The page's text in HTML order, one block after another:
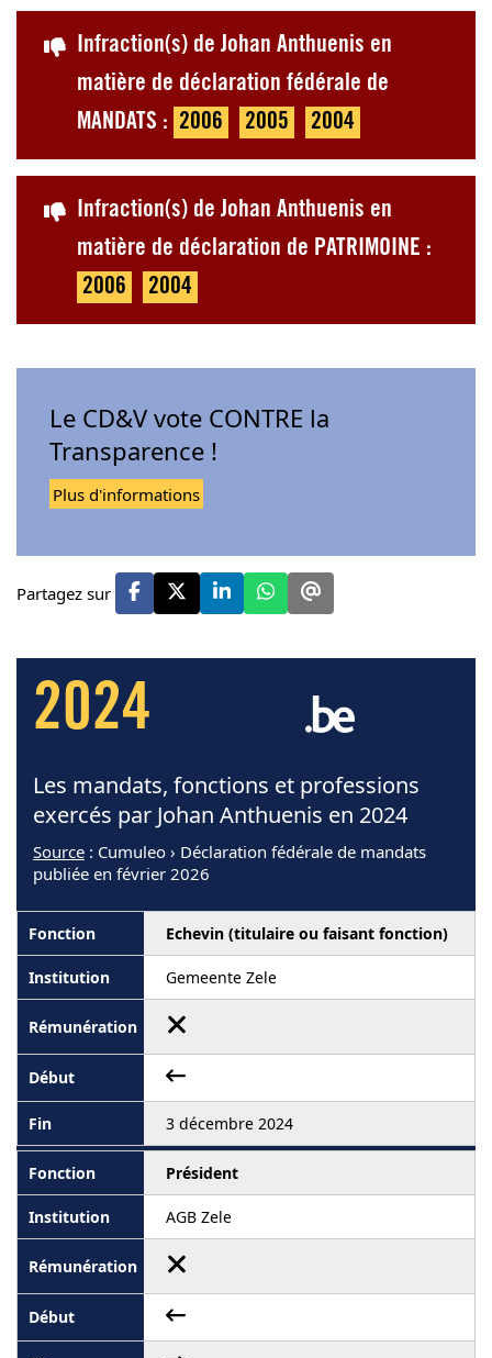
Infraction(s) de Johan Anthuenis en
matière de déclaration fédérale de
MANDATS : 2006 2005 2004
Infraction(s) de Johan Anthuenis en
matière de déclaration de PATRIMOINE :
2006
2004
Le CD&V vote CONTRE la
Transparence !
Plus d'informations
Partagez sur
2024
Les mandats, fonctions et professions
exercés par Johan Anthuenis en 2024
Source : Cumuleo › Déclaration fédérale de mandats
publiée en février 2026
Echevin (titulaire ou faisant fonction)
Gemeente Zele
3 décembre 2024
Président
AGB Zele